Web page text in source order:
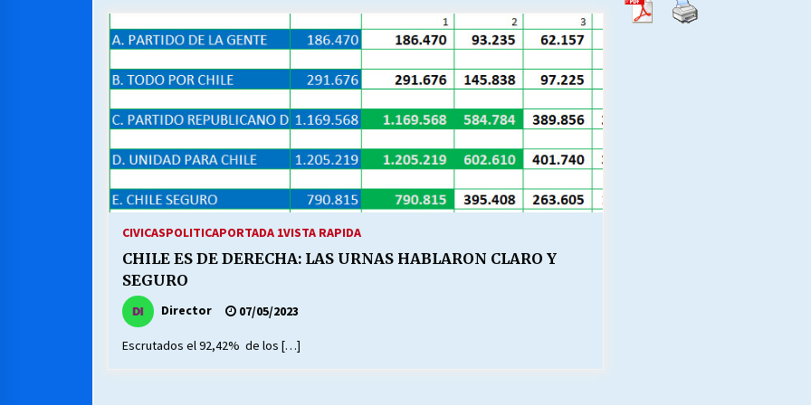
MUNICIPALIDAD, TRABAJADORES,
CLIMA LABORAL:
13/07/2026
Escuela hospitalaria El Carmen de
Maipu.
25/06/2026
VOLVER A SER ALTERNATIVA
MUNICIPALIDADES, HONORARIOS,
28/05/2026
S.O.S. a los ricos, Save Our Souls
30/04/2026
¿Asesores con doble sueldo?
CIVICASPOLITICAPORTADA 1VISTA RAPIDA
CHILE ES DE DERECHA: LAS URNAS HABLARON CLARO Y
SEGURO
Director 07/05/2023
Escrutados el 92,42% de los […]